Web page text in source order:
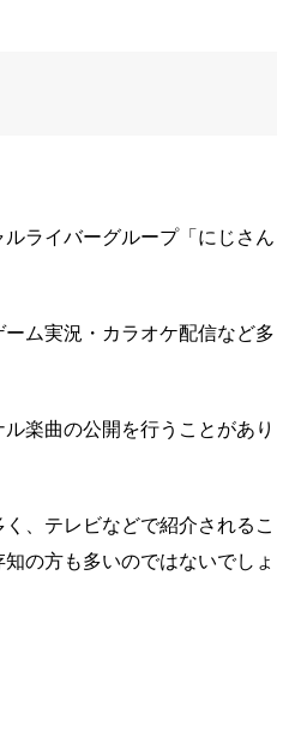
ライバーグループ「にじさん
ム実況・カラオケ配信など多
楽曲の公開を行うことがあり
、テレビなどで紹介されるこ
の方も多いのではないでしょ